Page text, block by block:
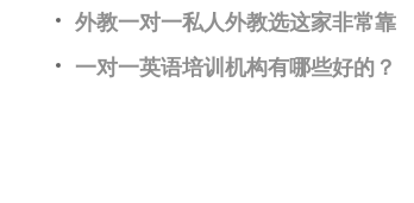
外教一对一私人外教选这家非常靠
一对一英语培训机构有哪些好的？